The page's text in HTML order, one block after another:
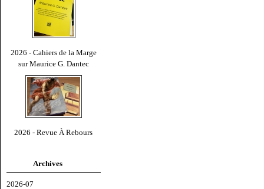
2026 - Cahiers de la Marge
sur Maurice G. Dantec
2026 - Revue À Rebours
Archives
2026-07